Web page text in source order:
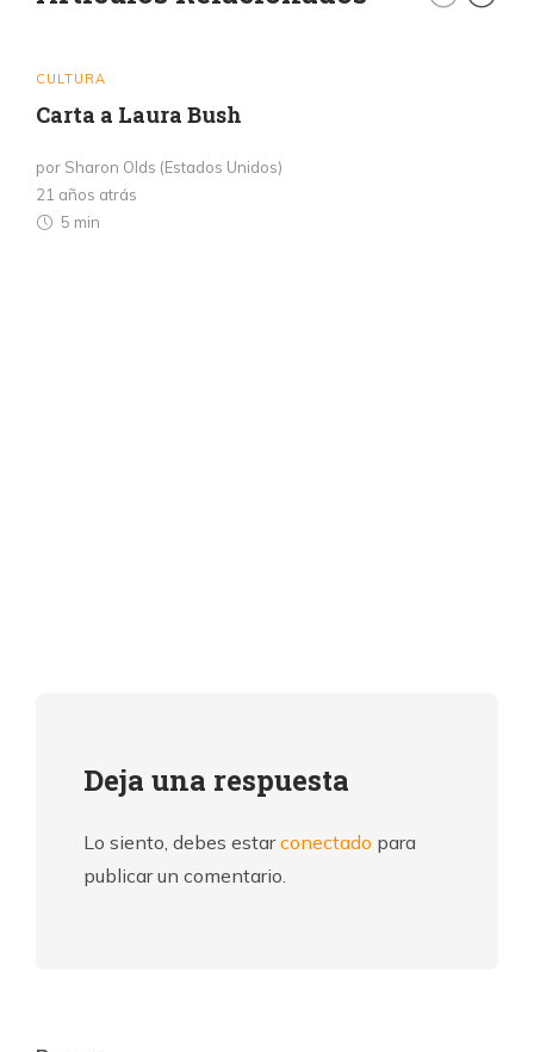
CULTURA
Carta a Laura Bush
por Sharon Olds (Estados Unidos)
21 años atrás
5 min
Deja una respuesta
Lo siento, debes estarconectado para
publicar un comentario.